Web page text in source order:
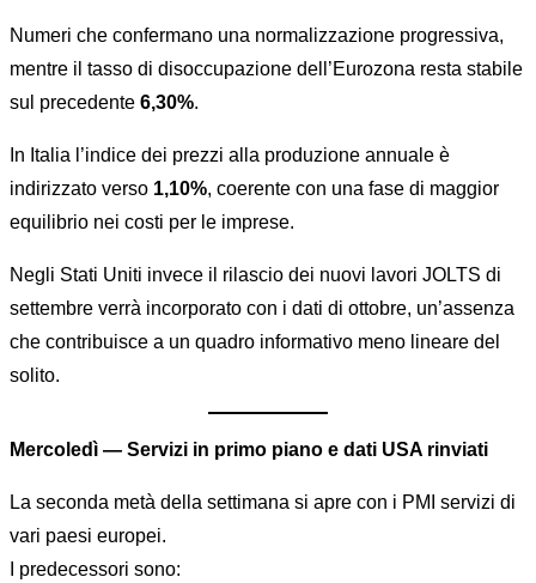
Numeri che confermano una normalizzazione progressiva,
mentre il tasso di disoccupazione dell’Eurozona resta stabile
sul precedente 6,30%.
In Italia l’indice dei prezzi alla produzione annuale è
indirizzato verso 1,10%, coerente con una fase di maggior
equilibrio nei costi per le imprese.
Negli Stati Uniti invece il rilascio dei nuovi lavori JOLTS di
settembre verrà incorporato con i dati di ottobre, un’assenza
che contribuisce a un quadro informativo meno lineare del
solito.
Mercoledì — Servizi in primo piano e dati USA rinviati
La seconda metà della settimana si apre con i PMI servizi di
vari paesi europei.
I predecessori sono: